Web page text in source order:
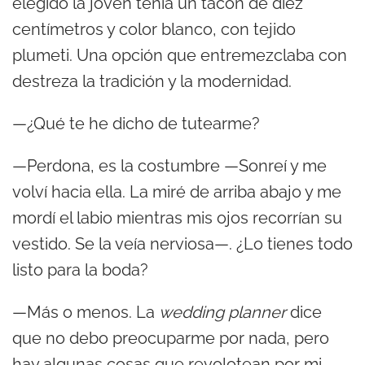
centímetros y color blanco, con tejido
plumeti. Una opción que entremezclaba con
destreza la tradición y la modernidad.
—¿Qué te he dicho de tutearme?
—Perdona, es la costumbre —Sonreí y me
volví hacia ella. La miré de arriba abajo y me
mordí el labio mientras mis ojos recorrían su
vestido. Se la veía nerviosa—. ¿Lo tienes todo
listo para la boda?
—Más o menos. La wedding plannerdice
que no debo preocuparme por nada, pero